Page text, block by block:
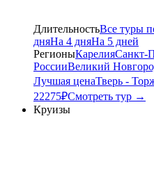
ДлительностьВсе туры
дняНа 4 дняНа 5 дней
РегионыКарелияСанкт-
РоссииВеликий
Лучшая ценаТверь -
22275₽Смотреть тур →
Круизы